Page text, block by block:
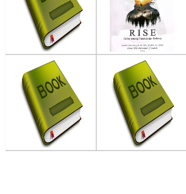
Th.Terbit :
Penerbit :Pustaka Baru Press
Th.Terbit :2023